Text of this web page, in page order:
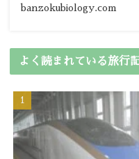
banzokubiology.com
よく読まれている旅行